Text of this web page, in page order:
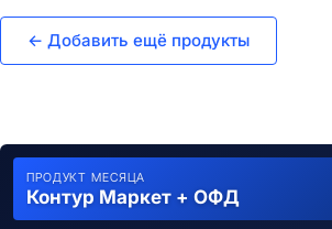
← Добавить ещё продукты
ПРОДУКТ МЕСЯЦА
Контур Маркет + ОФД